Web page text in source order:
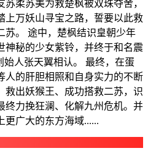
柔苏美为救楚枫被双珠夺舍，
上万妖山寻宝之路，誓要以此救
苏。 途中，楚枫结识皇朝少年
神秘的少女紫铃，并终于和名震
人张天翼相认。 最终，在蛋
人的肝胆相照和自身实力的不断
救出妖猴王、成功搭救二苏，识
终力挽狂澜、化解九州危机。并
更广大的东方海域......